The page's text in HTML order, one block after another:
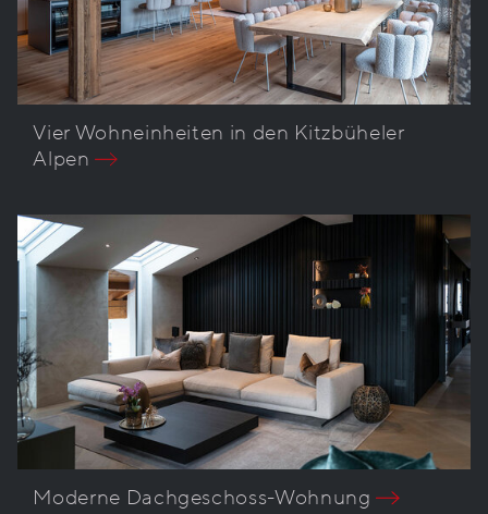
Vier Wohneinheiten in den Kitzbüheler
Alpen
Moderne Dachgeschoss-Wohnung